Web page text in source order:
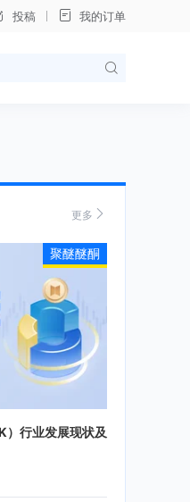
投稿 我的订单
更多
行业发展现状及
聚醚醚酮